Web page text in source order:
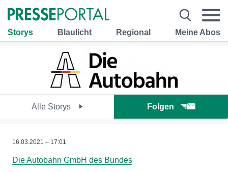
Storys Blaulicht Regional Meine Abos
Alle Storys Folgen
16.03.2021 – 17:01
Die Autobahn GmbH des Bundes